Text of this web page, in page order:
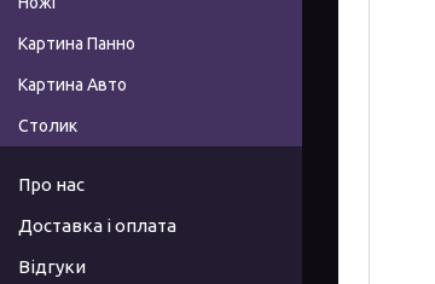
Картина Панно
Картина Авто
Столик
Про нас
Доставка і оплата
Відгуки